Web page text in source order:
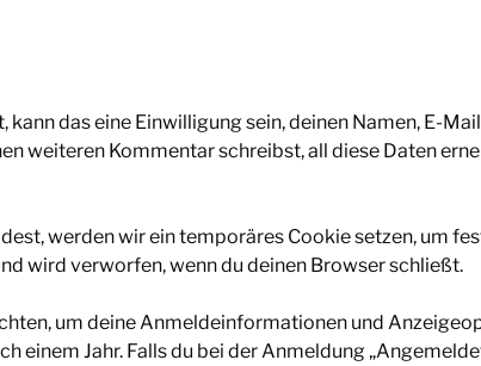
das eine Einwilligung sein, deinen Namen, E-
weiteren Kommentar schreibst, all diese Daten
werden wir ein temporäres Cookie setzen, um
wird verworfen, wenn du deinen Browser schließt.
um deine Anmeldeinformationen und
einem Jahr. Falls du bei der Anmeldung